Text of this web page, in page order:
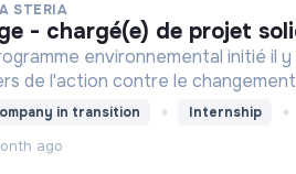
STERIA
- chargé(e) de projet
environnemental initié il
de l'action contre le
in transition Internship
ago